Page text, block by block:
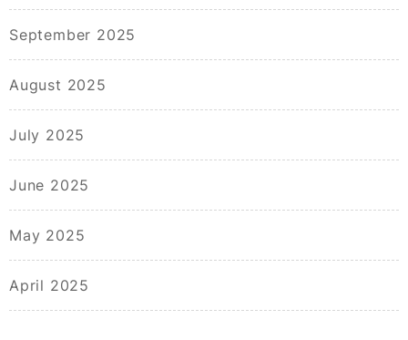
September 2025
August 2025
July 2025
June 2025
May 2025
April 2025